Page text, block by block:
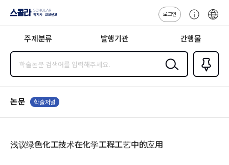
지사·교보문고
로그인
센
주제분류 발행기관 간행물
검색
즐겨찾
기0
논문 학술저널
浅议绿色化工技术在化学工程工艺中的应用